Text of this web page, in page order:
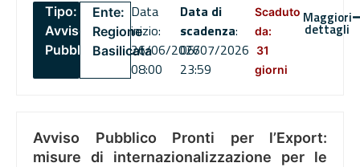
Tipo:
Avviso
Pubblico
Ente:
Regione
Basilicata
Data
inizio:
26/06/2026
08:00
Data di
scadenza:
06/07/2026
23:59
Scaduto
da:
31
giorni
Maggiori
dettagli
Avviso Pubblico Pronti per l’Export:
misure di internazionalizzazione per le